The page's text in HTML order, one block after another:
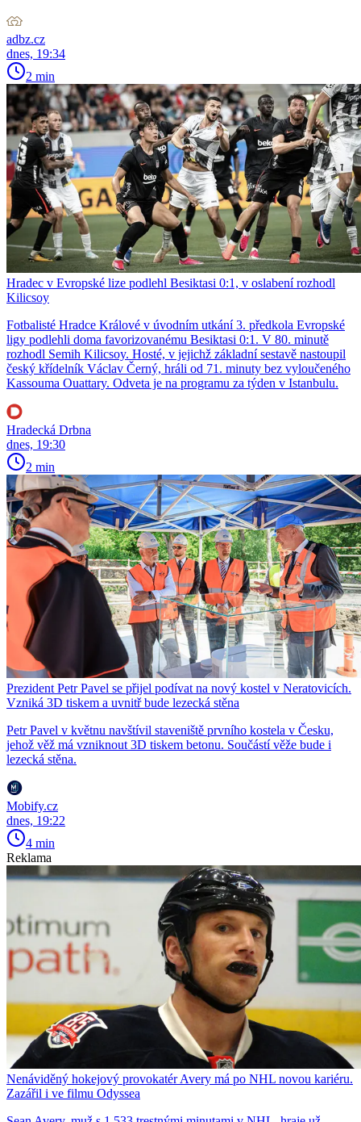
adbz.cz
dnes, 19:34
2 min
Hradec v Evropské lize podlehl Besiktasi 0:1, v oslabení rozhodl
Kilicsoy
Fotbalisté Hradce Králové v úvodním utkání 3. předkola Evropské
ligy podlehli doma favorizovanému Besiktasi 0:1. V 80. minutě
rozhodl Semih Kilicsoy. Hosté, v jejichž základní sestavě nastoupil
český křídelník Václav Černý, hráli od 71. minuty bez vyloučeného
Kassouma Ouattary. Odveta je na programu za týden v Istanbulu.
Hradecká Drbna
dnes, 19:30
2 min
Prezident Petr Pavel se přijel podívat na nový kostel v Neratovicích.
Vzniká 3D tiskem a uvnitř bude lezecká stěna
Petr Pavel v květnu navštívil staveniště prvního kostela v Česku,
jehož věž má vzniknout 3D tiskem betonu. Součástí věže bude i
lezecká stěna.
Mobify.cz
dnes, 19:22
4 min
Reklama
Nenáviděný hokejový provokatér Avery má po NHL novou kariéru.
Zazářil i ve filmu Odyssea